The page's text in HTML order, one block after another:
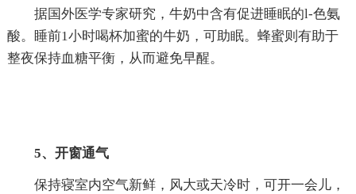
据国外医学专家研究，牛奶中含有促进睡眠的l-色氨
酸。睡前1小时喝杯加蜜的牛奶，可助眠。蜂蜜则有助于
整夜保持血糖平衡，从而避免早醒。
5、开窗通气
保持寝室内空气新鲜，风大或天冷时，可开一会儿，